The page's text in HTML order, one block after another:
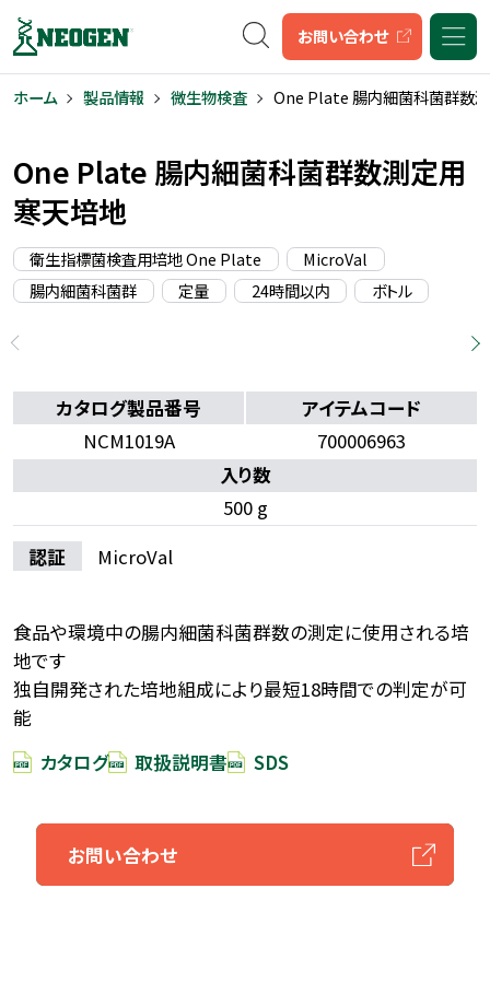
キーワード検索
お問い合わせ
ホーム 製品情報 微生物検査 One Plate 腸内細菌科菌群数
One Plate 腸内細菌科菌群数測定用
寒天培地
衛生指標菌検査用培地 One Plate
MicroVal
腸内細菌科菌群
定量 24時間以内 ボトル
カタログ製品番号
NCM1019A
アイテムコード
700006963
入り数
500 g
認証
MicroVal
食品や環境中の腸内細菌科菌群数の測定に使用される培
地です
独自開発された培地組成により最短18時間での判定が可
能
カタログ
取扱説明書 SDS
お問い合わせ